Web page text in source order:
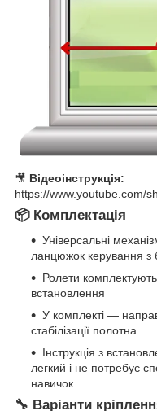
🎥 Відеоінструкція:
https://www.youtube.com/
📦 Комплектація
Універсальні
ланцюжок керування з
Ролети
встановлення
У комплекті —
стабілізації полотна
Інструкція з
легкий і не потребує
навичок
🔧 Варіанти